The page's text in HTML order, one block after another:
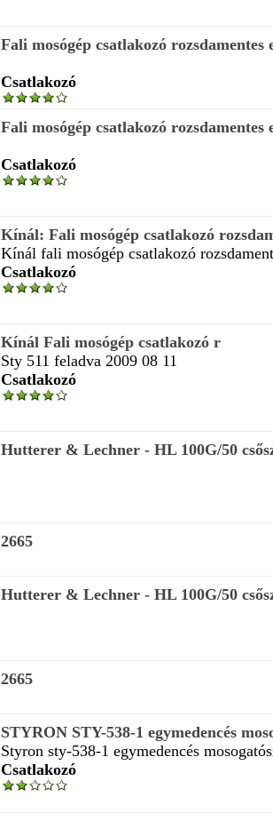
Fali mosógép csatlakozó rozsdamentes
Csatlakozó
Fali mosógép csatlakozó rozsdamentes
Csatlakozó
Kínál: Fali mosógép csatlakozó
Kínál fali mosógép csatlakozó
Csatlakozó
Kínál Fali mosógép csatlakozó r
Sty 511 feladva 2009 08 11
Csatlakozó
Hutterer & Lechner - HL 100G/50
2665
Hutterer & Lechner - HL 100G/50
2665
STYRON STY-538-1 egymedencés
Styron sty-538-1 egymedencés
Csatlakozó